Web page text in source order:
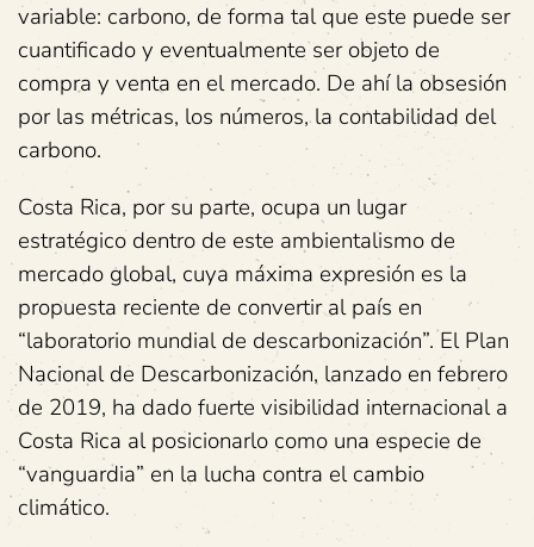
variable: carbono, de forma tal que este puede ser
cuantificado y eventualmente ser objeto de
compra y venta en el mercado. De ahí la obsesión
por las métricas, los números, la contabilidad del
carbono.
Costa Rica, por su parte, ocupa un lugar
estratégico dentro de este ambientalismo de
mercado global, cuya máxima expresión es la
propuesta reciente de convertir al país en
“laboratorio mundial de descarbonización”. El Plan
Nacional de Descarbonización, lanzado en febrero
de 2019, ha dado fuerte visibilidad internacional a
Costa Rica al posicionarlo como una especie de
“vanguardia” en la lucha contra el cambio
climático.